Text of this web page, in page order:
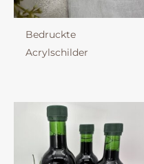
Bedruckte
Acrylschilder